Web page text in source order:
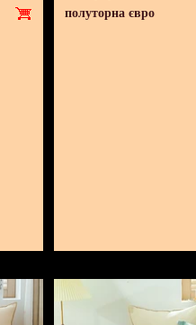
полуторна євро